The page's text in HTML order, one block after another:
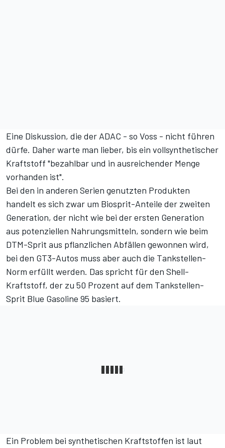
Eine Diskussion, die der ADAC - so Voss - nicht führen
dürfe. Daher warte man lieber, bis ein vollsynthetischer
Kraftstoff "bezahlbar und in ausreichender Menge
vorhanden ist".
Bei den in anderen Serien genutzten Produkten
handelt es sich zwar um Biosprit-Anteile der zweiten
Generation, der nicht wie bei der ersten Generation
aus potenziellen Nahrungsmitteln, sondern wie beim
DTM-Sprit aus pflanzlichen Abfällen gewonnen wird,
bei den GT3-Autos muss aber auch die Tankstellen-
Norm erfüllt werden. Das spricht für den Shell-
Kraftstoff, der zu 50 Prozent auf dem Tankstellen-
Sprit Blue Gasoline 95 basiert.
Ein Problem bei synthetischen Kraftstoffen ist laut